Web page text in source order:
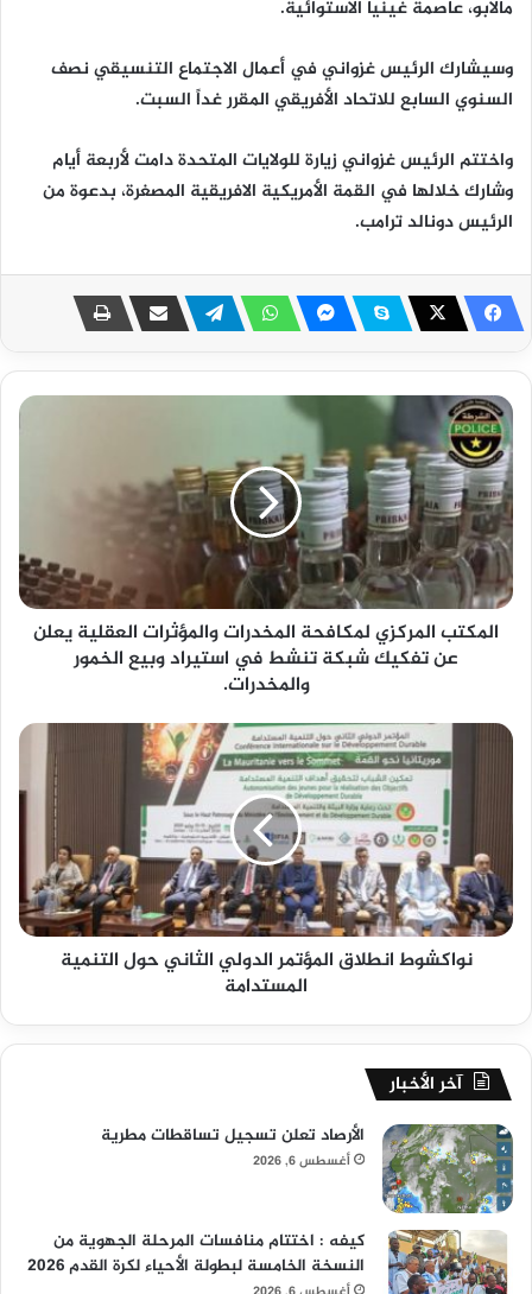
مالابو، عاصمة غينيا الاستوائية.
وسيشارك الرئيس غزواني في أعمال الاجتماع التنسيقي نصف
السنوي السابع للاتحاد الأفريقي المقرر غداً السبت.
واختتم الرئيس غزواني زيارة للولايات المتحدة دامت لأربعة أيام
وشارك خلالها في القمة الأمريكية الافريقية المصغرة، بدعوة من
الرئيس دونالد ترامب.
المكتب المركزي لمكافحة المخدرات والمؤثرات العقلية يعلن
عن تفكيك شبكة تنشط في استيراد وبيع الخمور
والمخدرات.
نواكشوط انطلاق المؤتمر الدولي الثاني حول التنمية
المستدامة
آخر الأخبار
الأرصاد تعلن تسجيل تساقطات مطرية
أغسطس 6, 2026
كيفه : اختتام منافسات المرحلة الجهوية من
النسخة الخامسة لبطولة الأحياء لكرة القدم 2026